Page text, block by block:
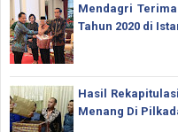
Mendagri
Tahun 2020 di
Hasil
Menang Di